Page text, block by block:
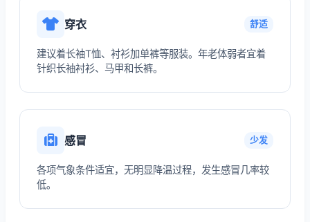
穿衣 舒适
建议着长袖T恤、衬衫加单裤等服装。年老体弱者宜着
针织长袖衬衫、马甲和长裤。
感冒 少发
各项气象条件适宜，无明显降温过程，发生感冒几率较
低。